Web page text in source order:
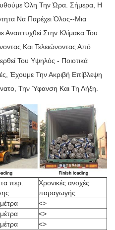
Όλη Την Ώρα. Σήμερα, Η
Να Παρέχει Όλος--μια
Αναπτυχθεί Στην Κλίμακα Του
Και Τελειώνοντας Από
Του Υψηλός - Ποιοτικά
Έχουμε Την Ακριβή Επίβλεψη
Την Ύφανση Και Τη Λήξη.
περ.
Χρονικές ανοχές
παραγωγής
<>
<>
<>